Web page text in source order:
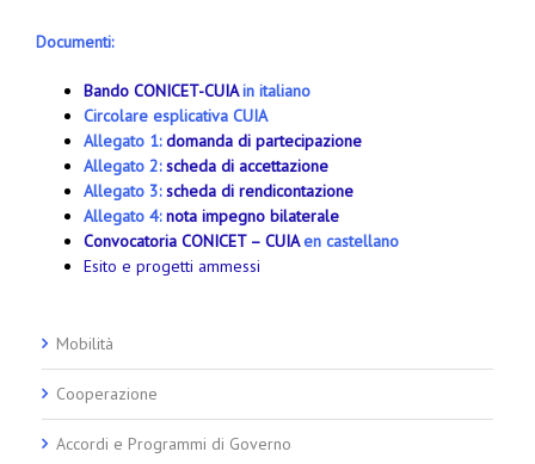
Documenti:
Bando CONICET-CUIAin italiano
Circolare esplicativa CUIA
Allegato 1:domanda di partecipazione
Allegato 2:scheda di accettazione
Allegato 3:scheda di rendicontazione
Allegato 4:nota impegno bilaterale
Convocatoria CONICET – CUIAen castellano
Esito e progetti ammessi
Mobilità
Cooperazione
Accordi e Programmi di Governo